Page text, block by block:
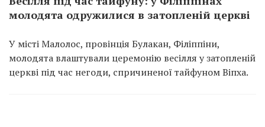
молодята одружилися в затопленій церкві
У місті Малолос, провінція Булакан, Філіппіни,
молодята влаштували церемонію весілля у затопленій
церкві під час негоди, спричиненої тайфуном Віпха.